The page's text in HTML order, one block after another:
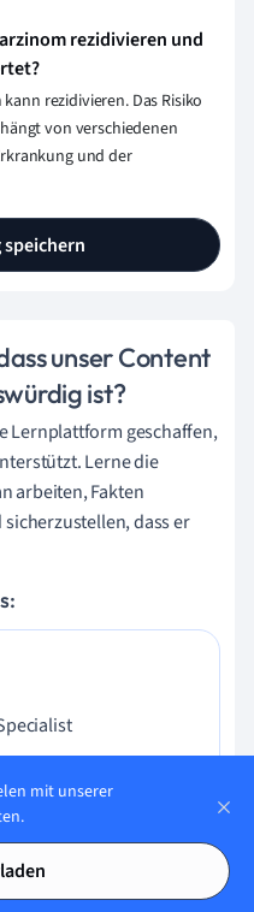
rezidivieren und
rezidivieren. Das Risiko
von verschiedenen
und der
unser Content
ist?
Lernplattform geschaffen,
Lerne die
arbeiten, Fakten
dass er
mit über drei
und Curriculum-
in Englischer Literatur
dort auch im
mit unserer